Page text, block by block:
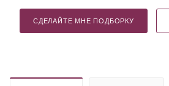
СДЕЛАЙТЕ МНЕ ПОДБОРКУ